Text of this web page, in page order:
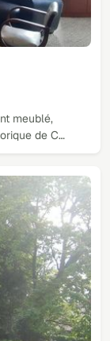
meublé,
de C…